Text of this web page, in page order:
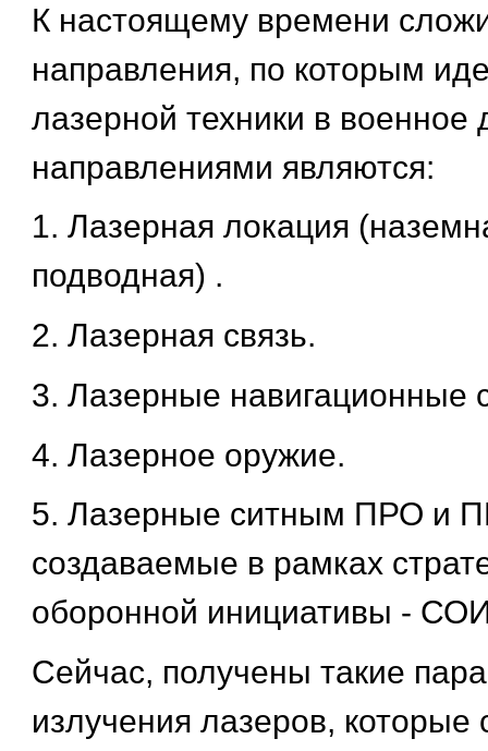
К настоящему времени
направления, по которым
лазерной техники в
направлениями являются:
1. Лазерная локация
подводная) .
2. Лазерная связь.
3. Лазерные навигационные
4. Лазерное оружие.
5. Лазерные ситным ПРО и
создаваемые в рамках
оборонной инициативы -
Сейчас, получены такие
излучения лазеров, которые